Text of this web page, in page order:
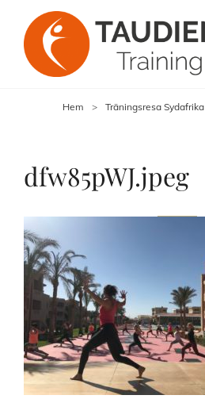
Hem > Träningsresa Sydafrika
dfw85pWJ.jpeg